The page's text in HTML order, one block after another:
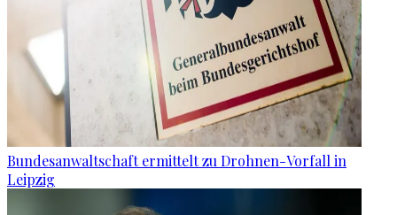
Bundesanwaltschaft ermittelt zu Drohnen-Vorfall in
Leipzig